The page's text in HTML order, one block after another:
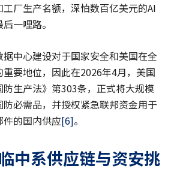
厂生产名额，深怕数百亿美元的AI
一哩路。
中心建设对于国家安全和美国在全
要地位，因此在2026年4月，美国
生产法》第303条，正式将大规模
必需品，并授权紧急联邦资金用于
的国内供应[6]。
中系供应链与资安挑